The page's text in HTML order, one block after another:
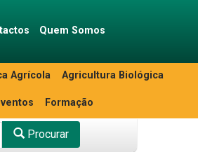
Quem Somos
Agrícola Agricultura Biológica
Formação
Procurar